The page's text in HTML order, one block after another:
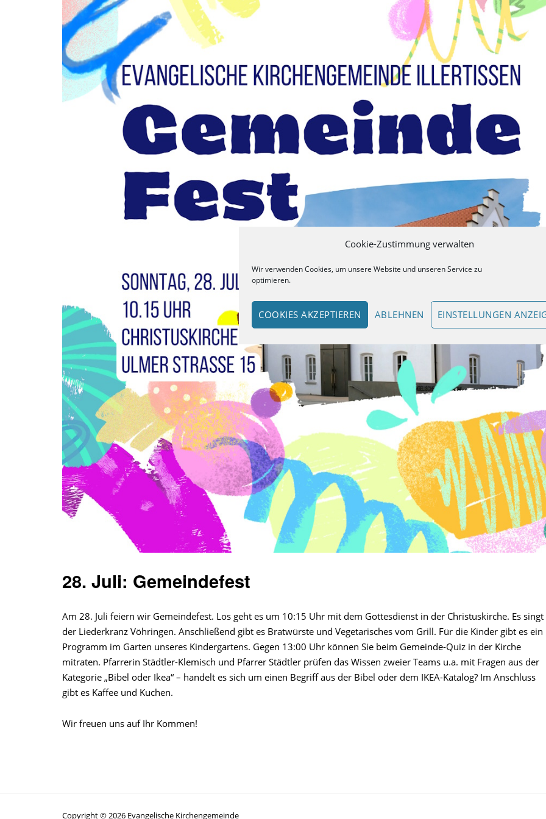
Cookie-Zustimmung verwalten
Wir verwenden Cookies, um unsere Website und unseren Service zu
optimieren.
COOKIES AKZEPTIEREN ABLEHNEN EINSTELLUNGEN
28. Juli: Gemeindefest
Am 28. Juli feiern wir Gemeindefest. Los geht es um 10:15 Uhr mit dem Gottesdienst in der Christuskirche. Es singt
der Liederkranz Vöhringen. Anschließend gibt es Bratwürste und Vegetarisches vom Grill. Für die Kinder gibt es ein
Programm im Garten unseres Kindergartens. Gegen 13:00 Uhr können Sie beim Gemeinde-Quiz in der Kirche
mitraten. Pfarrerin Städtler-Klemisch und Pfarrer Städtler prüfen das Wissen zweier Teams u.a. mit Fragen aus der
Kategorie „Bibel oder Ikea“ – handelt es sich um einen Begriff aus der Bibel oder dem IKEA-Katalog? Im Anschluss
gibt es Kaffee und Kuchen.
Wir freuen uns auf Ihr Kommen!
Copyright © 2026 Evangelische Kirchengemeinde